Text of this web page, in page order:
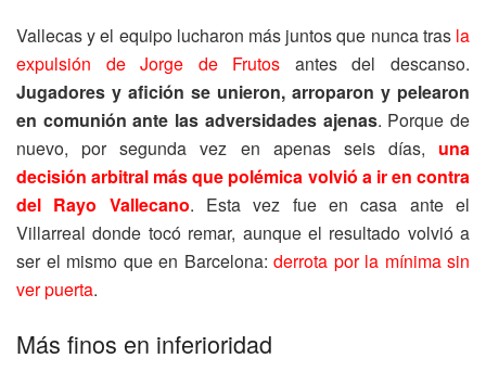
Vallecas y el equipo lucharon más juntos que nunca tras la
expulsión de Jorge de Frutos antes del descanso.
Jugadores y afición se unieron, arroparon y pelearon
en comunión ante las adversidades ajenas. Porque de
nuevo, por segunda vez en apenas seis días, una
decisión arbitral más que polémica volvió a ir en contra
del Rayo Vallecano. Esta vez fue en casa ante el
Villarreal donde tocó remar, aunque el resultado volvió a
ser el mismo que en Barcelona: derrota por la mínima sin
ver puerta.
Más finos en inferioridad